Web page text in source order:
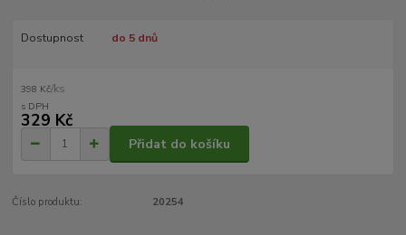
Dostupnost do 5 dnů
398 Kč/ks
329 Kč
Přidat do košíku
Číslo produktu: 20254